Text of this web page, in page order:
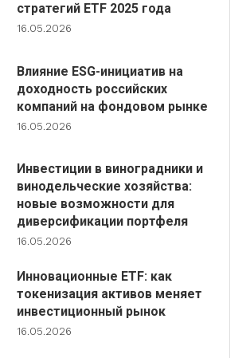
стратегий ETF 2025 года
16.05.2026
Влияние ESG-инициатив на
доходность российских
компаний на фондовом рынке
16.05.2026
Инвестиции в виноградники и
винодельческие хозяйства:
новые возможности для
диверсификации портфеля
16.05.2026
Инновационные ETF: как
токенизация активов меняет
инвестиционный рынок
16.05.2026